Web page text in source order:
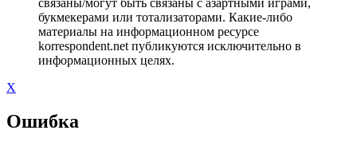
связаны/могут быть связаны с азартными играми,
букмекерами или тотализаторами. Какие-либо
материалы на информационном ресурсе
korrespondent.net публикуются исключительно в
информационных целях.
X
Ошибка